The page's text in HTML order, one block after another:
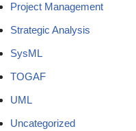
Project Management
Strategic Analysis
SysML
TOGAF
UML
Uncategorized